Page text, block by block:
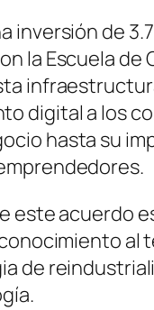
inversión de
la Escuela de
digital a los
hasta su
este acuerdo
al
de